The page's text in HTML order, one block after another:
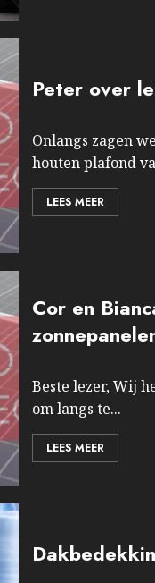
Peter over
Onlangs zagen
houten plafond
LEES MEER
Cor en
Beste lezer, Wij
om langs te...
LEES MEER